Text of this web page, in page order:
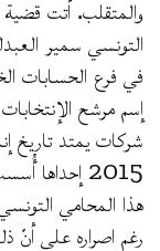
والمتقلب. أتت
التونسي سمير
2015
هذا المحامي
رغم اصراره على أنّ